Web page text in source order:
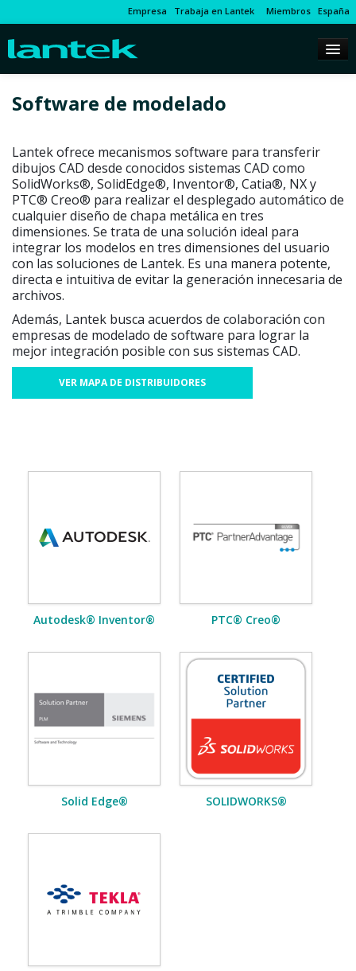
Empresa Trabaja en Lantek Miembros España
Software de modelado
Lantek ofrece mecanismos software para transferir
dibujos CAD desde conocidos sistemas CAD como
SolidWorks®, SolidEdge®, Inventor®, Catia®, NX y
PTC® Creo® para realizar el desplegado automático de
cualquier diseño de chapa metálica en tres
dimensiones. Se trata de una solución ideal para
integrar los modelos en tres dimensiones del usuario
con las soluciones de Lantek. Es una manera potente,
directa e intuitiva de evitar la generación innecesaria de
archivos.
Además, Lantek busca acuerdos de colaboración con
empresas de modelado de software para lograr la
mejor integración posible con sus sistemas CAD.
VER MAPA DE DISTRIBUIDORES
Autodesk® Inventor® PTC® Creo®
Solid Edge® SOLIDWORKS®